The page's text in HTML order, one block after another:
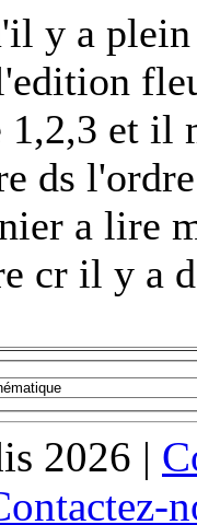
y a
1,2,3 et il
ds
a lire
cr il y a
2026 |